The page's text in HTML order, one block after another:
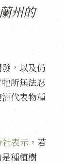
州的
，以及仍
所無法忍
代表物種
表示 ，若
種植樹